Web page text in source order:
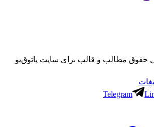
حقوق مطالب و قالب برای سایت پاتوق‌یو
Telegram